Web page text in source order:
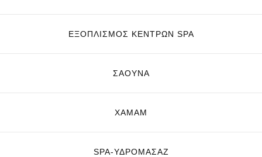
ΕΞΟΠΛΙΣΜΌΣ ΚΈΝΤΡΩΝ SPA
ΣΑΟΥΝΑ
ΧΑΜΑΜ
SPA-ΥΔΡΟΜΑΣΆΖ